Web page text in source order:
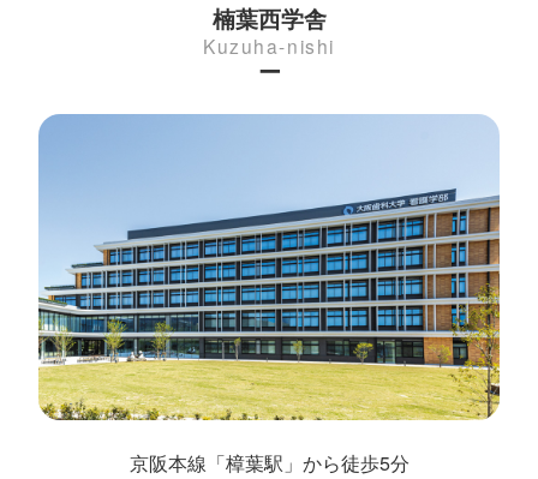
楠葉西学舎
Kuzuha-nishi
ー
京阪本線「樟葉駅」から徒歩5分